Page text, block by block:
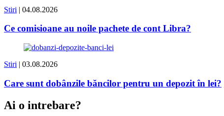
Stiri | 04.08.2026
Ce comisioane au noile pachete de cont Libra?
Stiri | 03.08.2026
Care sunt dobânzile băncilor pentru un depozit în lei?
Ai o intrebare?